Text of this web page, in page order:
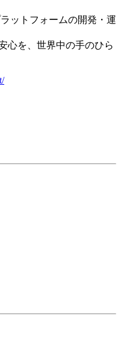
ットフォームの開発・運
心を、世界中の手のひら